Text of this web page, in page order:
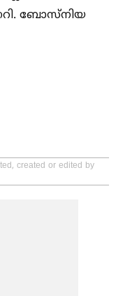
ബോസ്നിയ
created or edited by